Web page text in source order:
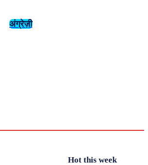
अंग्रेज़ी
Hot this week